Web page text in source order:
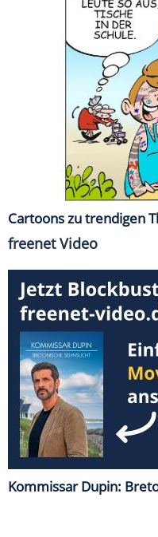
Cartoons zu trendigen
freenet Video
Kommissar Dupin: